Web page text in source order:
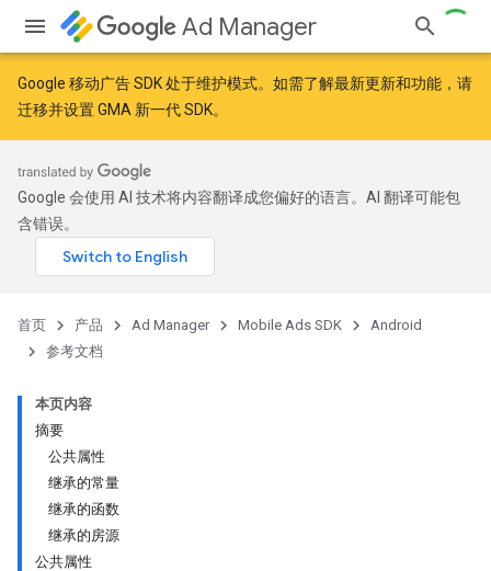
Ad Manager
Google 移动广告 SDK 处于维护模式。如需了解最新更新和功能，请
迁移并设置 GMA 新一代 SDK。
Google 会使用 AI 技术将内容翻译成您偏好的语言。AI 翻译可能包
含错误。
首页 产品 Ad Manager Mobile Ads SDK
Android
参考文档
本页内容
摘要
公共属性
继承的常量
继承的函数
继承的房源
公共属性